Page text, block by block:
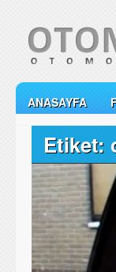
ANASAYFA
Etiket: